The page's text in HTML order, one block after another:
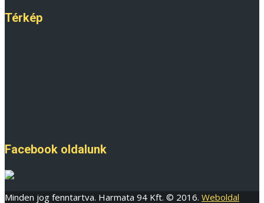
Térkép
Facebook oldalunk
Minden jog fenntartva. Harmata 94 Kft. © 2016. Weboldal